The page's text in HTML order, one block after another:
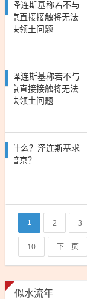
1 2 3
10 下一页
似水流年